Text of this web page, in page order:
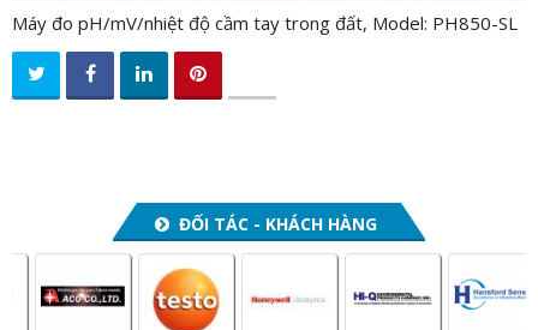
Máy đo pH/mV/nhiệt độ cầm tay trong đất, Model: PH850-SL
ĐỐI TÁC - KHÁCH HÀNG